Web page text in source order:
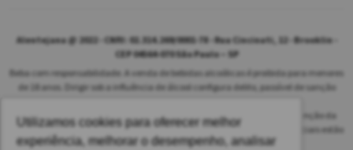
Utilizamos cookies para oferecer melhor
experiência, melhorar o desempenho, analisar
Alentejana @ 2022 - CNPJ: 02.314.269/0001-78 - Rua Cincinati, 12 - Brooklin -
CEP 04564-070 São Paulo – SP
Beba com responsabilidade. A venda de bebidas alcoólicas é proibida para menores
de 18 anos. Dirigir sob a influência de álcool configura delito, passível de sanção
As safras dos vinhos poderão ser diferentes das informadas no site em função da
disponibilidade do nosso estoque. Alteração de preços e condições comerciais estão
sujeitas a alteração sem aviso prévio.